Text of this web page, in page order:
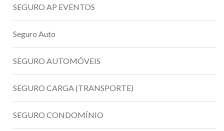
SEGURO AP EVENTOS
Seguro Auto
SEGURO AUTOMÓVEIS
SEGURO CARGA (TRANSPORTE)
SEGURO CONDOMÍNIO